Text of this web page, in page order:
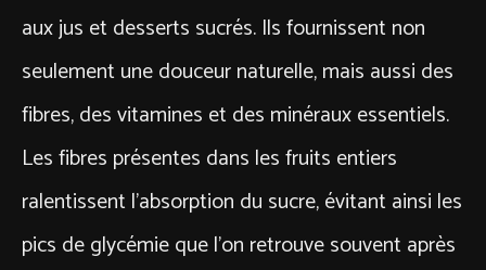
aux jus et desserts sucrés. Ils fournissent non
seulement une douceur naturelle, mais aussi des
fibres, des vitamines et des minéraux essentiels.
Les fibres présentes dans les fruits entiers
ralentissent l’absorption du sucre, évitant ainsi les
pics de glycémie que l’on retrouve souvent après